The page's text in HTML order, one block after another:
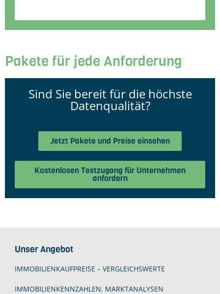
Pakete für jede Anforderung
Sind Sie bereit für die höchste
Datenqualität?
Jetzt Pakete und Preise einsehen
Kostenlosen Testzugang für Unternehmen
anfordern
Unser Angebot
IMMOBILIENKAUFPREISE – VERGLEICHSWERTE
IMMOBILIENKENNZAHLEN, MARKTANALYSEN